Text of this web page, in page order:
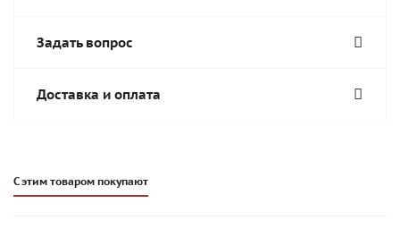
Задать вопрос
Доставка и оплата
С этим товаром покупают